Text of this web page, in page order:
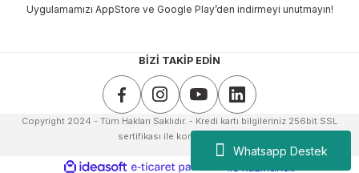
Whatsapp Destek
Uygulamamızı AppStore ve Google Play’den indirmeyi unutmayın!
BİZİ TAKİP EDİN
Copyright 2024 - Tüm Hakları Saklıdır. - Kredi kartı bilgileriniz 256bit SSL
sertifikası ile korunmaktadır.
ideasoft